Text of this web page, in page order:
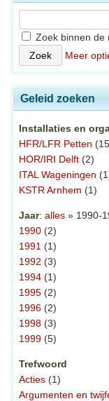
Zoek binnen de
Meer
Geleid zoeken
Installaties en
HFR/LFR Petten
HOR/IRI Delft (2)
ITAL Wageningen
KSTR Arnhem (1)
Jaar: alles » 1990-
1990 (2)
1991 (1)
1992 (3)
1994 (1)
1995 (2)
1996 (2)
1998 (3)
1999 (5)
Trefwoord
Acties (1)
Argumenten en